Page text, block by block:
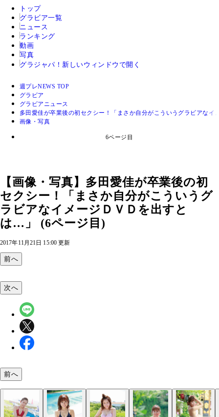
トップ
グラビア一覧
ニュース
ランキング
動画
写真
グラジャパ！ 新しいウィンドウで開く
週プレNEWS TOP
グラビア
グラビアニュース
多田愛佳が卒業後の初セクシー！「まさか自分がこういうグラビアな
画像・写真
6ページ目
【画像・写真】多田愛佳が卒業後の初
セクシー！「まさか自分がこういうグ
ラビアなイメージＤＶＤを出すと
は…」 (6ページ目)
2017年11月21日 15:00 更新
前へ
次へ
前へ